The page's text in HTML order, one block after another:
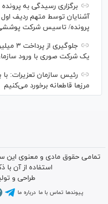
برگزاری رسیدگی به
آشنایان توسط متهم ردیف
پرونده/ تاسیس شرکت
یک شرکت صوری با ورود
رئیس سازمان تعزیرات: با
مرز‌ها قاطعانه برخورد می‌کنیم
تمامی حقوق مادی و معنوی این
استفاده از آن با
طراحی و
پیوندها تماس با ما درباره ما